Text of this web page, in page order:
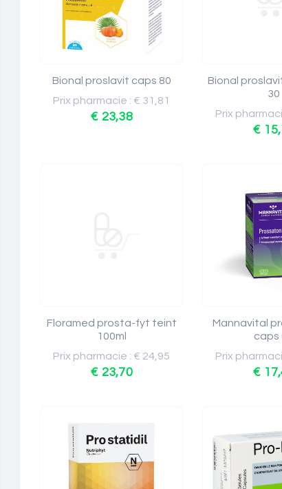
Bional proslavit caps 80
Prix pharmacie : € 31,81
€ 23,38
Bional
30
Prix
€
Floramed prosta-fyt teint
100ml
Prix pharmacie : € 24,95
€ 23,70
Mannavital
caps
Prix
€